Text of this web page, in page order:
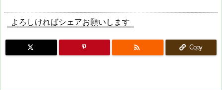
よろしければシェアお願いします
 Copy